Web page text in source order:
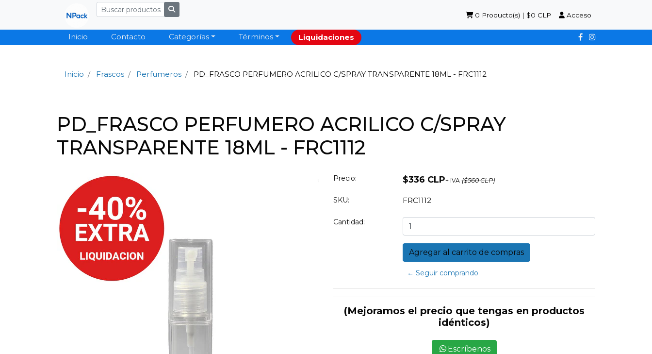
0 Producto(s) | $0 CLP Acceso
Inicio Contacto Categorías Términos Liquidaciones
Inicio Frascos Perfumeros PD_FRASCO PERFUMERO ACRILICO C/SPRAY TRANSPARENTE 18ML - FRC1112
PD_FRASCO PERFUMERO ACRILICO C/SPRAY
TRANSPARENTE 18ML - FRC1112
Precio: $336 CLP+ IVA ($560 CLP)
SKU: FRC1112
Cantidad:
← Seguir comprando
(Mejoramos el precio que tengas en productos
idénticos)
Escríbenos